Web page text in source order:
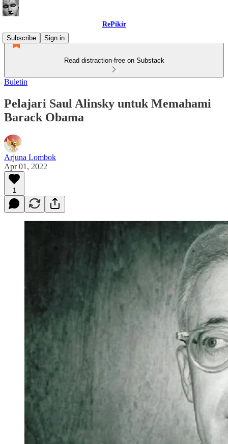
RePikir
Subscribe
Sign in
Read distraction-free on Substack
Buletin
Pelajari Saul Alinsky untuk Memahami
Barack Obama
Arjuna Lombok
Apr 01, 2022
1